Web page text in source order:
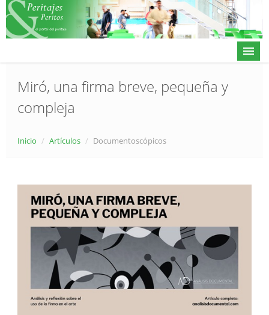
Actualidad
Miró, una firma breve, pequeña y
compleja
Inicio / Artículos / Documentoscópicos